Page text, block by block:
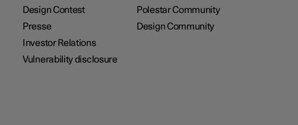
Design Contest
Presse
Investor Relations
Vulnerability disclosure
Polestar Community
Design Community